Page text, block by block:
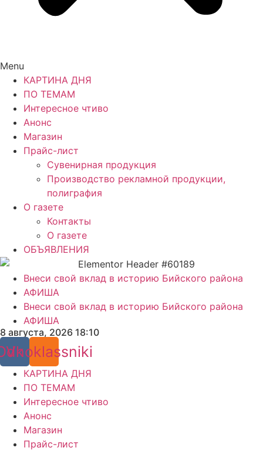
Menu
КАРТИНА ДНЯ
ПО ТЕМАМ
Интересное чтиво
Анонс
Магазин
Прайс-лист
Сувенирная продукция
Производство рекламной продукции,
полиграфия
О газете
Контакты
О газете
ОБЪЯВЛЕНИЯ
Внеси свой вклад в историю Бийского района
АФИША
Внеси свой вклад в историю Бийского района
АФИША
8 августа, 2026 18:10
Vk
КАРТИНА ДНЯ
ПО ТЕМАМ
Интересное чтиво
Анонс
Магазин
Прайс-лист